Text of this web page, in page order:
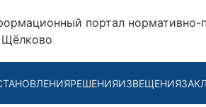
портал нормативно-
Щёлково
РЕШЕНИЯИЗВЕЩЕНИЯ